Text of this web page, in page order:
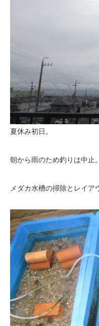
夏休み初日。
朝から雨のため釣りは中止。
メダカ水槽の掃除とレイア